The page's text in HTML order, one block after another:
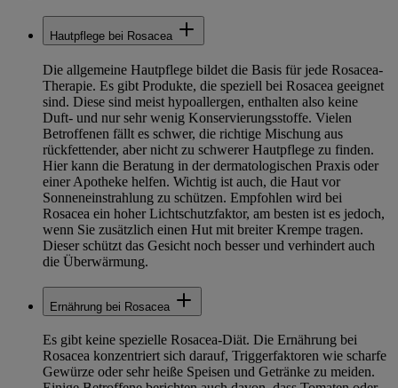
Hautpflege bei Rosacea
Die allgemeine Hautpflege bildet die Basis für jede Rosacea-
Therapie. Es gibt Produkte, die speziell bei Rosacea geeignet
sind. Diese sind meist hypoallergen, enthalten also keine
Duft- und nur sehr wenig Konservierungsstoffe. Vielen
Betroffenen fällt es schwer, die richtige Mischung aus
rückfettender, aber nicht zu schwerer Hautpflege zu finden.
Hier kann die Beratung in der dermatologischen Praxis oder
einer Apotheke helfen. Wichtig ist auch, die Haut vor
Sonneneinstrahlung zu schützen. Empfohlen wird bei
Rosacea ein hoher Lichtschutzfaktor, am besten ist es jedoch,
wenn Sie zusätzlich einen Hut mit breiter Krempe tragen.
Dieser schützt das Gesicht noch besser und verhindert auch
die Überwärmung.
Ernährung bei Rosacea
Es gibt keine spezielle Rosacea-Diät. Die Ernährung bei
Rosacea konzentriert sich darauf, Triggerfaktoren wie scharfe
Gewürze oder sehr heiße Speisen und Getränke zu meiden.